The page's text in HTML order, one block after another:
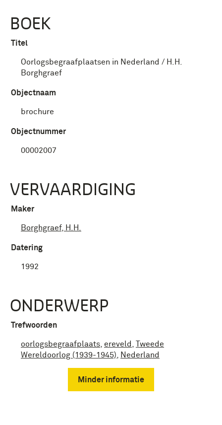
BOEK
Titel
Oorlogsbegraafplaatsen in Nederland / H.H.
Borghgraef
Objectnaam
brochure
Objectnummer
00002007
VERVAARDIGING
Maker
Borghgraef, H.H.
Datering
1992
ONDERWERP
Trefwoorden
oorlogsbegraafplaats ereveld
Tweede
Wereldoorlog (1939-1945)
Nederland
Minder informatie